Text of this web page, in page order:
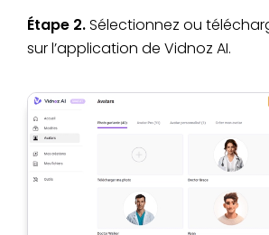
Étape 2.Sélectionnez ou
sur l’application de Vidnoz AI.